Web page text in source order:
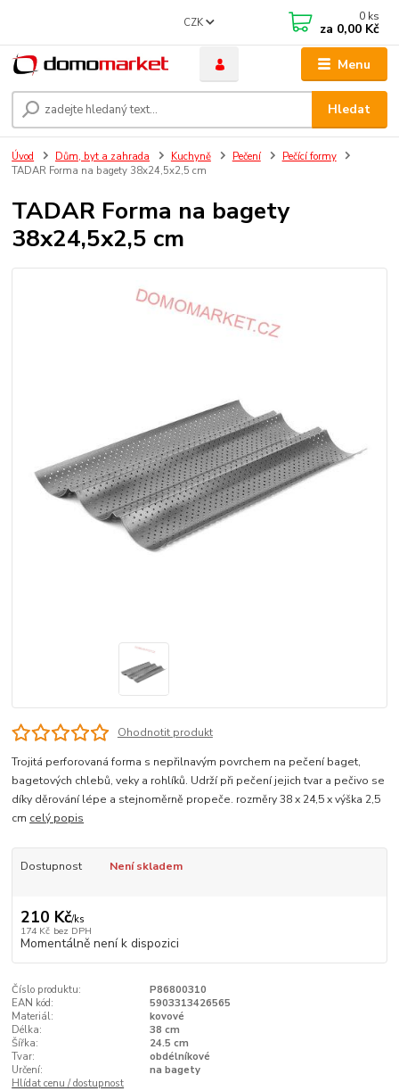
Menu
CZK
Hledat
0 ks
za 0,00 Kč
Úvod Dům, byt a zahrada Kuchyně Pečení
Pečící formy
TADAR Forma na bagety 38x24,5x2,5 cm
TADAR Forma na bagety
38x24,5x2,5 cm
Ohodnotit produkt
Trojitá perforovaná forma s nepřilnavým povrchem na pečení baget,
bagetových chlebů, veky a rohlíků. Udrží při pečení jejich tvar a pečivo se
díky děrování lépe a stejnoměrně propeče. rozměry 38 x 24,5 x výška 2,5
cm celý popis
Dostupnost Není skladem
210 Kč/ks
174 Kč bez DPH
Momentálně není k dispozici
Číslo produktu:
P86800310
EAN kód:
5903313426565
Materiál:
kovové
Délka:
38 cm
Šířka:
24.5 cm
Tvar:
obdélníkové
Určení:
na bagety
Hlídat cenu / dostupnost